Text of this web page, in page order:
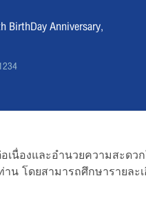
BirthDay Anniversary,
Agency
นื่องและอำนวยความสะดว
น โดยสามารถศึกษารายละ